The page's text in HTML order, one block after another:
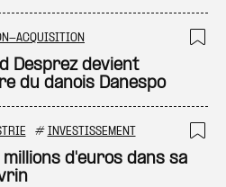
ACQUISITION
Desprez devient
du danois Danespo
# INVESTISSEMENT
d'euros dans sa